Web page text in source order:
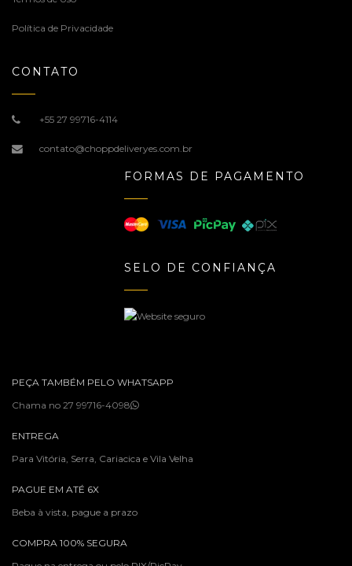
Política de Privacidade
CONTATO
+55 27 99716-4114
contato@choppdeliveryes.com.br
FORMAS DE PAGAMENTO
SELO DE CONFIANÇA
PEÇA TAMBÉM PELO WHATSAPP
Chama no 27 99716-4098
ENTREGA
Para Vitória, Serra, Cariacica e Vila Velha
PAGUE EM ATÉ 6X
Beba à vista, pague a prazo
COMPRA 100% SEGURA